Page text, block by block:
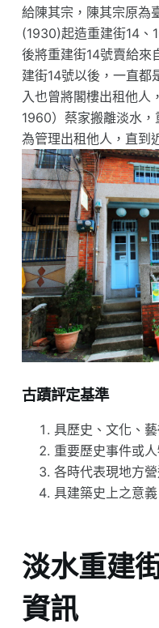
給陳其宗，陳其宗原為
(1930)起造重建街14、
後將重建街14號賣給來
建街14號以後，一直都
入也曾將閣樓出租他人
1960）蔡家搬離淡水
為管理出租他人，直到
古蹟評定基準
具歷史、文化、
重要歷史事件或
各時代表現地方
具建築史上之意
淡水重建
資訊